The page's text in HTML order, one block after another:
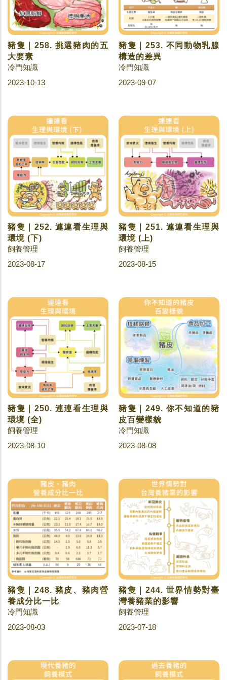
豬隻｜258. 挑選豬肉的五
大要素
冷門知識
2023-10-13
豬隻｜253. 不同動物乳腺
構造的差異
冷門知識
2023-09-07
豬隻｜252. 連連看生理與
環境 (下)
飼養管理
2023-08-17
豬隻｜251. 連連看生理與
環境 (上)
飼養管理
2023-08-15
豬隻｜250. 連連看生理與
環境 (全)
飼養管理
2023-08-10
豬隻｜249. 你不知道的豬
皮百變樣貌
冷門知識
2023-08-08
豬隻｜248. 豬皮、豬肉營
養成分比一比
冷門知識
2023-08-03
豬隻｜244. 世界情勢對臺
灣養豬業的影響
飼養管理
2023-07-18